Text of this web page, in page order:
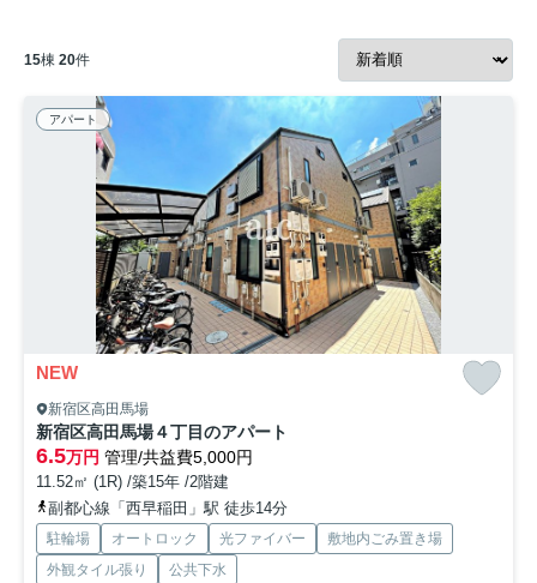
15棟 20件
アパート
NEW
新宿区高田馬場
新宿区高田馬場４丁目のアパート
6.5万円 管理/共益費5,000円
11.52㎡ (1R) /築15年 /2階建
副都心線「西早稲田」駅 徒歩14分
駐輪場 オートロック 光ファイバー
敷地内ごみ置き場
外観タイル張り
公共下水